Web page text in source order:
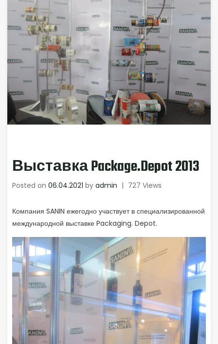
Выставка Package.Depot 2013
Posted on 06.04.2021 by admin | 727 Views
Компания SANIN ежегодно участвует в специализированной
международной выставке Packaging. Depot.